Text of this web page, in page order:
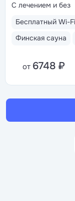
Из окон виден
хребет —
и закаты в городе
выходить на
Бесплатный Wi-Fi
Финская сауна
С лечением и без
от 6748 ₽